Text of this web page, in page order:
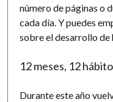
número de páginas o
cada día. Y puedes
sobre el desarrollo de
12 meses, 12
Durante este año